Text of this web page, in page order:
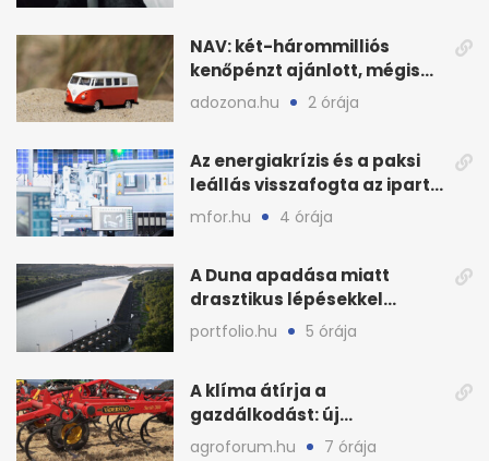
NAV: két-hárommilliós
kenőpénzt ajánlott, mégis
lefoglalták a hamis árut
adozona.hu 2 órája
Az energiakrízis és a paksi
leállás visszafogta az ipart,
nyáron kisebb a kár
mfor.hu 4 órája
A Duna apadása miatt
drasztikus lépésekkel
védenék a cernavodăi
atomerőművet
portfolio.hu 5 órája
A klíma átírja a
gazdálkodást: új
megoldásokat keres a
agroforum.hu 7 órája